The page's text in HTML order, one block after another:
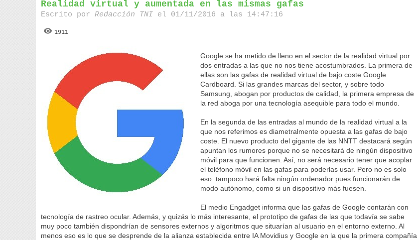
Realidad virtual y aumentada en las mismas gafas
Escrito porRedacción TNI el 01/11/2016 a las 14:47:16
1911
Google se ha metido de lleno en el sector de la realidad virtual por
dos entradas a las que no nos tiene acostumbrados. La primera de
ellas son las gafas de realidad virtual de bajo coste Google
Cardboard. Si las grandes marcas del sector, y sobre todo
Samsung, abogan por productos de calidad, la primera empresa de
la red aboga por una tecnología asequible para todo el mundo.
En la segunda de las entradas al mundo de la realidad virtual a la
que nos referimos es diametralmente opuesta a las gafas de bajo
coste. El nuevo producto del gigante de las NNTT destacará según
apuntan los rumores porque no se necesitará de ningún dispositivo
móvil para que funcionen. Así, no será necesario tener que acoplar
el teléfono móvil en las gafas para poderlas usar. Pero no es solo
eso: tampoco hará falta ningún ordenador pues funcionarán de
modo autónomo, como si un dispositivo más fuesen.
El medio Engadget informa que las gafas de Google contarán con
tecnología de rastreo ocular. Además, y quizás lo más interesante, el prototipo de gafas de las que todavía se sabe
muy poco también dispondrían de sensores externos y algoritmos que situarían al usuario en el entorno externo. Al
menos eso es lo que se desprende de la alianza establecida entre IA Movidius y Google en la que la primera compañía